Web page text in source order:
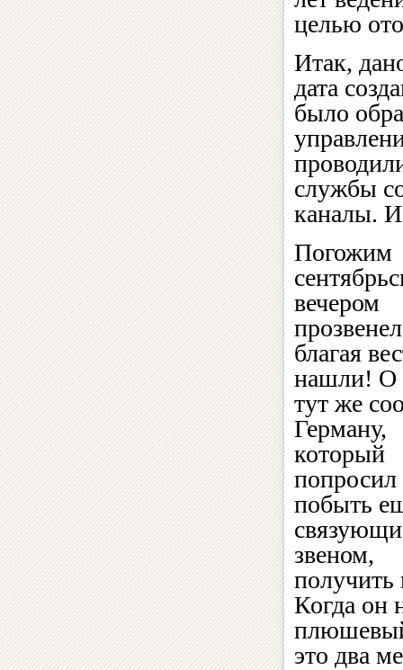
целью
Итак,
дата
было
службы
каналы. И
Погожим
вечером
благая
нашли! О
тут же
Герману,
который
побыть
звеном,
получить
Когда он
это два